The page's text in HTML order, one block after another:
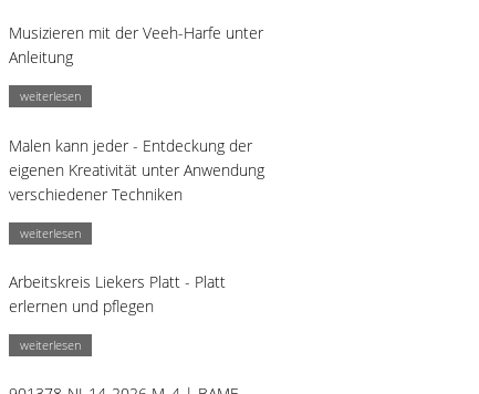
Musizieren mit der Veeh-Harfe unter
Anleitung
weiterlesen
Malen kann jeder - Entdeckung der
eigenen Kreativität unter Anwendung
verschiedener Techniken
weiterlesen
Arbeitskreis Liekers Platt - Platt
erlernen und pflegen
weiterlesen